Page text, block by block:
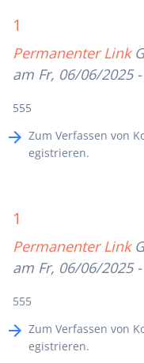
1
Permanenter Link
am Fr, 06/06/2025
555
Zum Verfassen von
egistrieren.
1
Permanenter Link
am Fr, 06/06/2025
555
Zum Verfassen von
egistrieren.